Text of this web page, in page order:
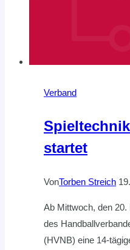
Verband
startet
VonTorben Streich
Ab Mittwoch, den
des
(HVNB) eine 14-